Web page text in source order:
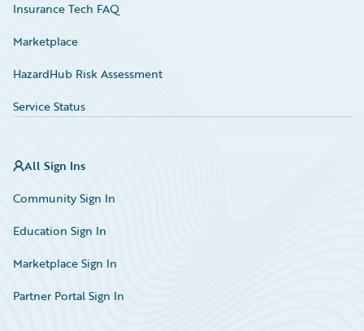
Insurance Tech FAQ
Marketplace
HazardHub Risk Assessment
Service Status
All Sign Ins
Community Sign In
Education Sign In
Marketplace Sign In
Partner Portal Sign In